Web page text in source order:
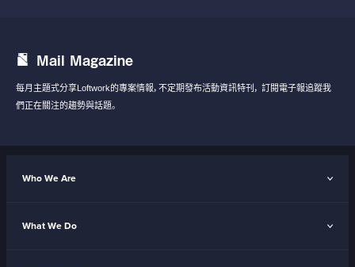
Mail Magazine
每月主題式分享Loftwork的專案情報，不定期發布活動資訊特刊， 訂閱電子報追蹤我
們正在關注的趨勢與話題。
Who We Are
What We Do